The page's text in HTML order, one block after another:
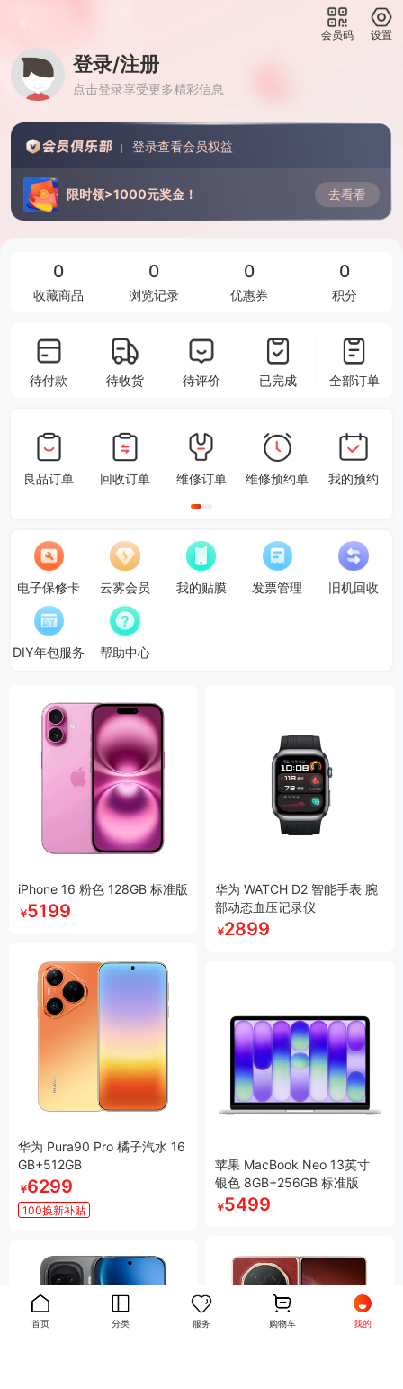
会员码 设置
登录/注册
点击登录享受更多精彩信息
登录查看会员权益
限时领>1000元奖金！ 去看看
0
收藏商品
0
浏览记录
0
优惠券
0
积分
待付款 待收货 待评价 已完成 全部订单
良品订单 回收订单 维修订单 维修预约单 我的预约
电子保修卡 云雾会员 我的贴膜 发票管理 旧机回收
DIY年包服务 帮助中心
iPhone 16 粉色 128GB 标准版
￥5199
华为 WATCH D2 智能手表 腕
部动态血压记录仪
￥2899
华为 Pura90 Pro 橘子汽水 16
GB+512GB
￥6299
100换新补贴
苹果 MacBook Neo 13英寸
银色 8GB+256GB 标准版
￥5499
首页 分类 服务 购物车 我的